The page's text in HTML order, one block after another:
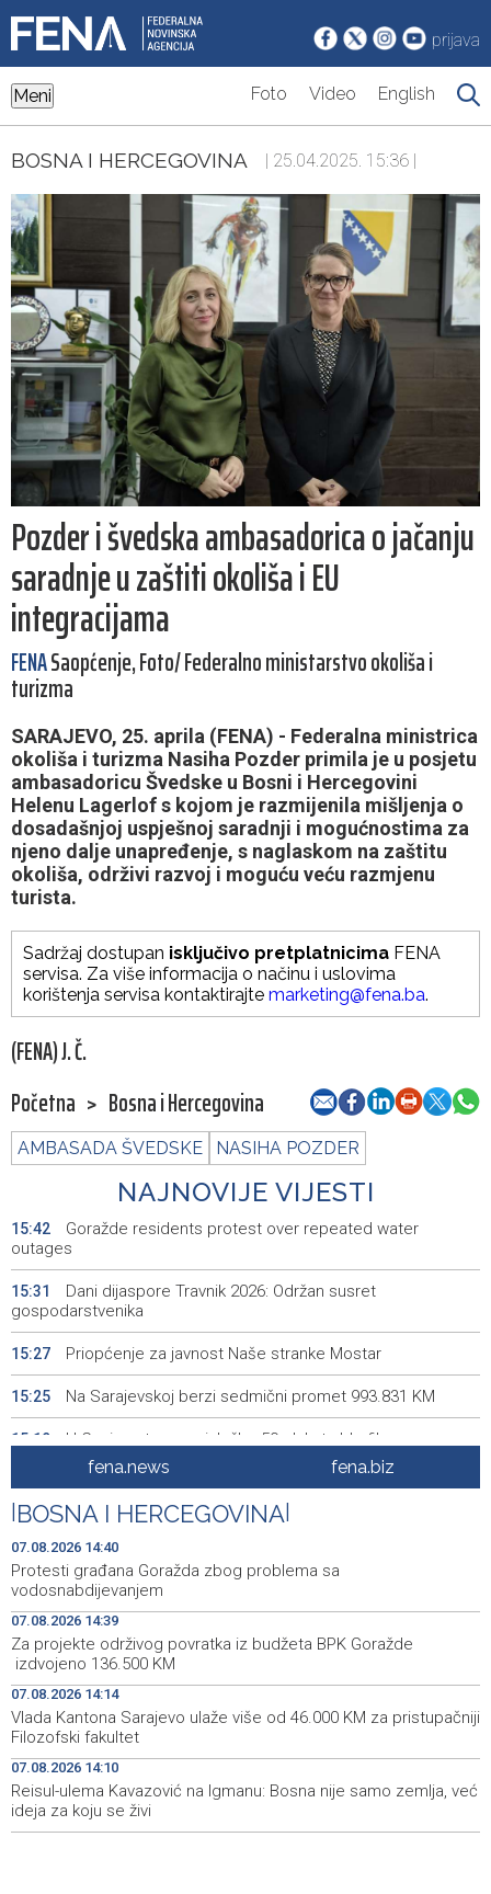
prijava
Meni Foto Video English
BOSNA I HERCEGOVINA | 25.04.2025. 15:36 |
Pozder i švedska ambasadorica o jačanju
saradnje u zaštiti okoliša i EU
integracijama
FENASaopćenje, Foto/ Federalno ministarstvo okoliša i
turizma
SARAJEVO, 25. aprila (FENA) - Federalna ministrica
okoliša i turizma Nasiha Pozder primila je u posjetu
ambasadoricu Švedske u Bosni i Hercegovini
Helenu Lagerlof s kojom je razmijenila mišljenja o
dosadašnjoj uspješnoj saradnji i mogućnostima za
njeno dalje unapređenje, s naglaskom na zaštitu
okoliša, održivi razvoj i moguću veću razmjenu
turista.
Sadržaj dostupan isključivo pretplatnicima FENA
servisa. Za više informacija o načinu i uslovima
korištenja servisa kontaktirajte marketing@fena.ba.
(FENA) J. Č.
Početna > Bosna i Hercegovina
AMBASADA ŠVEDSKE NASIHA POZDER
NAJNOVIJE VIJESTI
15:42
Goražde residents protest over repeated water
outages
15:31
Dani dijaspore Travnik 2026: Održan susret
gospodarstvenika
15:27 Priopćenje za javnost Naše stranke Mostar
15:25 Na Sarajevskoj berzi sedmični promet 993.831 KM
15:19 U Cazinu otvorena izložba 50 plakata bh. filmova
14:54
SFF Tribute to Béla Tarr features works by his former
students
14:44
Magoda ugostio Halida Kuburovića i zahvalio mu za
predanost kulturi
14:40
Protesti građana Goražda zbog problema sa
vodosnabdijevanjem
14:39
Za projekte održivog povratka iz budžeta BPK Goražde
izdvojeno 136.500 KM
fena.news fena.biz
BOSNA I HERCEGOVINA
07.08.2026 14:40
Protesti građana Goražda zbog problema sa
vodosnabdijevanjem
07.08.2026 14:39
Za projekte održivog povratka iz budžeta BPK Goražde
izdvojeno 136.500 KM
07.08.2026 14:14
Vlada Kantona Sarajevo ulaže više od 46.000 KM za pristupačniji
Filozofski fakultet
07.08.2026 14:10
Reisul-ulema Kavazović na Igmanu: Bosna nije samo zemlja, već
ideja za koju se živi